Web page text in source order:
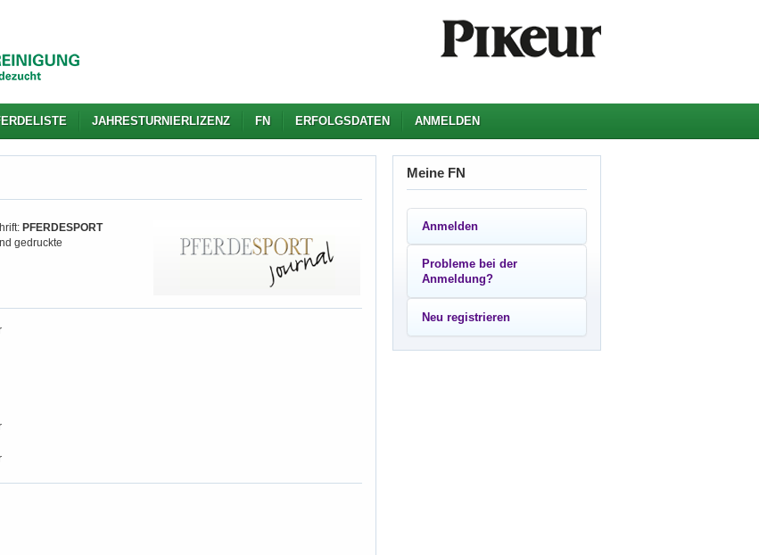
JAHRESTURNIERLIZENZ FN ERFOLGSDATEN ANMELDEN
PFERDESPORT
gedruckte
Meine FN
Anmelden
Probleme bei der
Anmeldung?
Neu registrieren